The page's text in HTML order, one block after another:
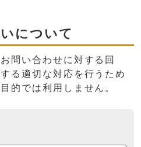
について
問い合わせに対する回
る適切な対応を行うため
的では利用しません。